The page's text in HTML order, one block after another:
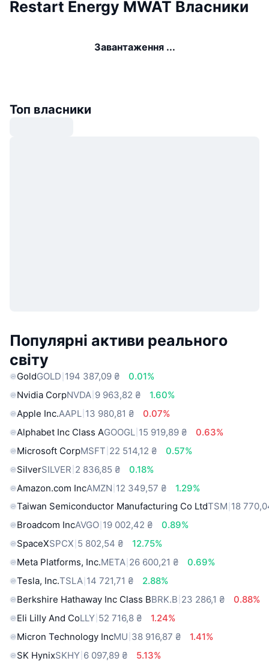
Restart Energy MWAT Власники
Завантаження ...
Топ власники
Популярні активи реального
світу
GoldGOLD 194 387,09 ₴
0.01%
Nvidia CorpNVDA 9 963,82 ₴
1.60%
Apple Inc.AAPL 13 980,81 ₴
0.07%
Alphabet Inc Class AGOOGL 15 919,89 ₴
0.63%
Microsoft CorpMSFT 22 514,12 ₴
0.57%
SilverSILVER 2 836,85 ₴
0.18%
Amazon.com IncAMZN 12 349,57 ₴
1.29%
Taiwan Semiconductor Manufacturing Co LtdTSM 18
Broadcom IncAVGO 19 002,42 ₴
0.89%
SpaceXSPCX 5 802,54 ₴
12.75%
Meta Platforms, Inc.META 26 600,21 ₴
0.69%
Tesla, Inc.TSLA 14 721,71 ₴
2.88%
Berkshire Hathaway Inc Class BBRK.B 23 286,1 ₴
0.88%
Eli Lilly And CoLLY 52 716,8 ₴
1.24%
Micron Technology IncMU 38 916,87 ₴
1.41%
SK HynixSKHY 6 097,89 ₴
5.13%